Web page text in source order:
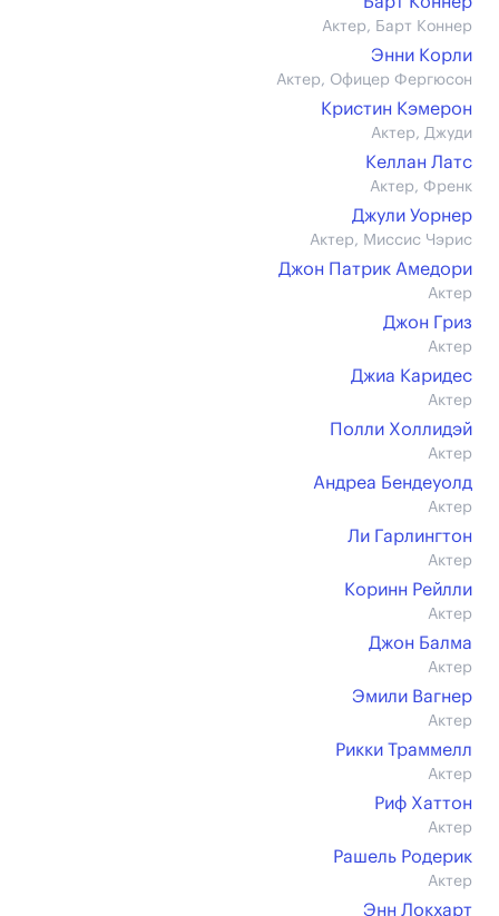
Актер, Барт Коннер
Энни Корли
Актер, Офицер Фергюсон
Кристин Кэмерон
Актер, Джуди
Келлан Латс
Актер, Френк
Джули Уорнер
Актер, Миссис Чэрис
Джон Патрик Амедори
Актер
Джон Гриз
Актер
Джиа Каридес
Актер
Полли Холлидэй
Актер
Андреа Бендеуолд
Актер
Ли Гарлингтон
Актер
Коринн Рейлли
Актер
Джон Балма
Актер
Эмили Вагнер
Актер
Рикки Траммелл
Актер
Риф Хаттон
Актер
Рашель Родерик
Актер
Энн Локхарт